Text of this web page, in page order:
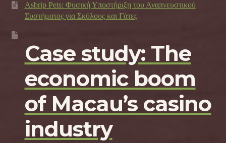
Asbrip Pets: Φυσική Υποστήριξη του Αναπνευστικού
Συστήματος για Σκύλους και Γάτες
Case study: The
economic boom
of Macau’s casino
industry